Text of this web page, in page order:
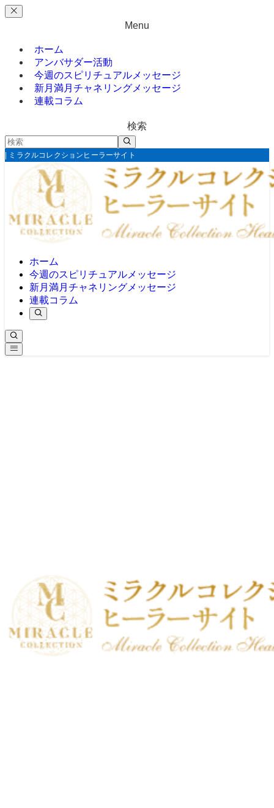
Menu
ホーム
アンバサダー活動
今週のスピリチュアルメッセージ
新月満月チャネリングメッセージ
連載コラム
検索
| ミラクルコレクションヒーラーサイト
ホーム
今週のスピリチュアルメッセージ
新月満月チャネリングメッセージ
連載コラム